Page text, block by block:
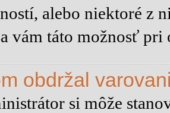
alebo niektoré z
vám táto možnosť
obdržal
si môže